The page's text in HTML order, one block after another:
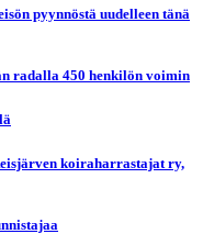
pyynnöstä uudelleen tänä
radalla 450 henkilön voimin
koiraharrastajat ry,